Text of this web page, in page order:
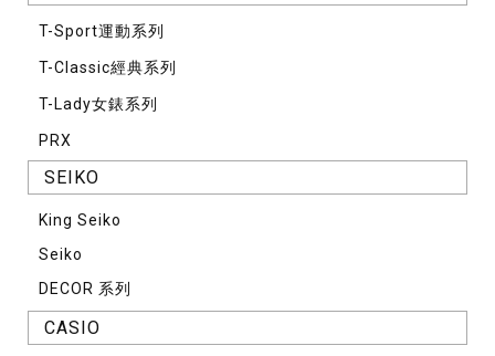
T-Sport運動系列
T-Classic經典系列
T-Lady女錶系列
PRX
SEIKO
King Seiko
Seiko
DECOR 系列
CASIO